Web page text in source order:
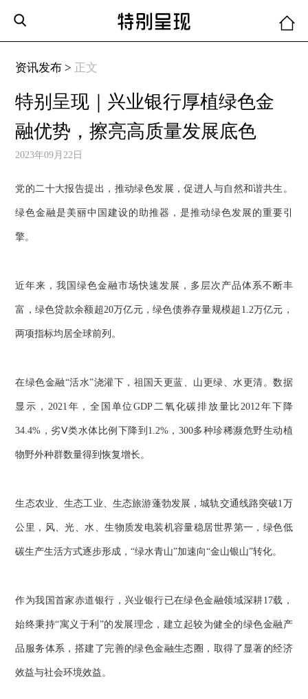
资讯发布 > 正文
特别呈现｜兴业银行厚植绿色金
融优势，擦亮高质量发展底色
2023年09月22日
党的二十大报告提出，推动绿色发展，促进人与自然和谐共生。
绿色金融是美丽中国建设的助推器，是推动绿色发展的重要引
擎。
近年来，我国绿色金融市场快速发展，多层次产品体系不断丰
富，绿色贷款余额超20万亿元，绿色债券存量规模超1.2万亿元，
两项指标均居全球前列。
在绿色金融“活水”浇灌下，祖国天更蓝、山更绿、水更清。数据
显示，2021年，全国单位GDP二氧化碳排放量比2012年下降
34.4%，劣Ⅴ类水体比例下降到1.2%，300多种珍稀濒危野生动植
物野外种群数量得到恢复增长。
生态农业、生态工业、生态旅游蓬勃发展，城轨交通线路突破1万
公里，风、光、水、生物质发电装机容量稳居世界第一，绿色低
碳生产生活方式逐步形成，“绿水青山”加速向“金山银山”转化。
作为我国首家赤道银行，兴业银行已在绿色金融领域深耕17载，
始终秉持“寓义于利”的发展理念，建立起较为健全的绿色金融产
品服务体系，搭建了完善的绿色金融生态圈，取得了显著的经济
效益与社会环境效益。